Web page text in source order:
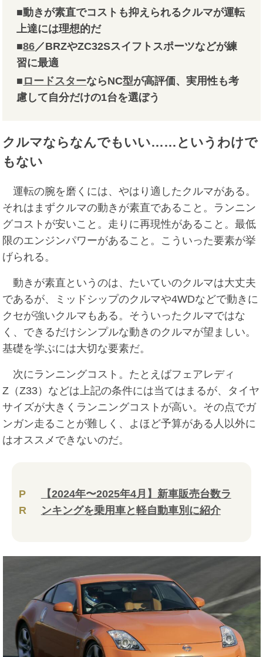
■動きが素直でコストも抑えられるクルマが運転
上達には理想的だ
■86／BRZやZC32Sスイフトスポーツなどが練
習に最適
■ ロードスターならNC型が高評価、実用性も考
慮して自分だけの1台を選ぼう
クルマならなんでもいい……というわけで
もない
運転の腕を磨くには、やはり適したクルマがある。
それはまずクルマの動きが素直であること。ランニン
グコストが安いこと。走りに再現性があること。最低
限のエンジンパワーがあること。こういった要素が挙
げられる。
動きが素直というのは、たいていのクルマは大丈夫
であるが、ミッドシップのクルマや4WDなどで動きに
クセが強いクルマもある。そういったクルマではな
く、できるだけシンプルな動きのクルマが望ましい。
基礎を学ぶには大切な要素だ。
次にランニングコスト。たとえばフェアレディ
Z（Z33）などは上記の条件には当てはまるが、タイヤ
サイズが大きくランニングコストが高い。その点でガ
ンガン走ることが難しく、よほど予算がある人以外に
はオススメできないのだ。
P
R
【2024年〜2025年4月】新車販売台数ラ
ンキングを乗用車と軽自動車別に紹介